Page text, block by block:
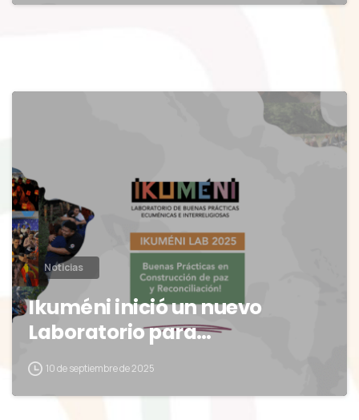
0
Noticias
Ikuméni inició un nuevo
Laboratorio para…
10 de septiembre de 2025